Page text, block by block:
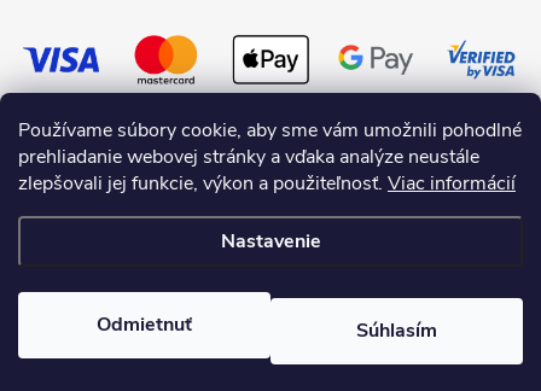
Používame súbory cookie, aby sme vám umožnili pohodlné
prehliadanie webovej stránky a vďaka analýze neustále
zlepšovali jej funkcie, výkon a použiteľnosť. Viac informácií
Nastavenie
Odmietnuť Súhlasím
SKRASLIMDOM.SK. Všetky práva vyhradené.